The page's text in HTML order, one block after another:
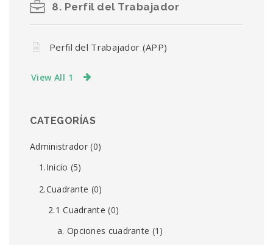
8. Perfil del Trabajador
Perfil del Trabajador (APP)
View All 1
CATEGORÍAS
Administrador(0)
1.Inicio (5)
2.Cuadrante (0)
2.1 Cuadrante (0)
a. Opciones cuadrante (1)